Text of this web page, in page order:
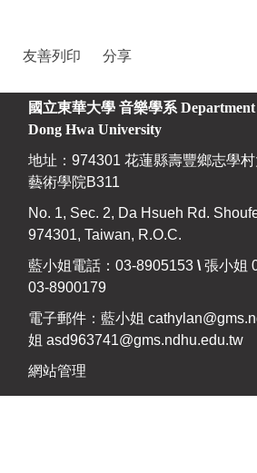
友善列印 分享
國立東華大學 音樂學系
Dong Hwa University
地址：974301 花蓮縣壽豐鄉志學
藝術學院B311
No. 1, Sec. 2, Da Hsueh Rd.
974301, Taiwan, R.O.C.
藍小姐電話：03-8905153 \ 張小姐
03-8900179
電子郵件：藍小姐
姐 asd963741@gms.ndhu.edu.tw
網站管理